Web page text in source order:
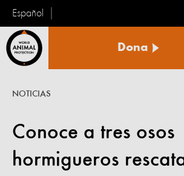
Español
Animal
Dona
Conoce a tres osos
hormigueros
NOTICIAS